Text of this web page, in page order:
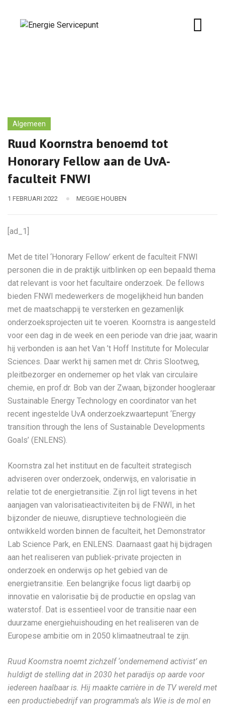
content
Algemeen
Ruud Koornstra benoemd tot
Honorary Fellow aan de UvA-
faculteit FNWI
1 FEBRUARI 2022 MEGGIE HOUBEN
[ad_1]
Met de titel ‘Honorary Fellow’ erkent de faculteit FNWI
personen die in de praktijk uitblinken op een bepaald thema
dat relevant is voor het facultaire onderzoek. De fellows
bieden FNWI medewerkers de mogelijkheid hun banden
met de maatschappij te versterken en gezamenlijk
onderzoeksprojecten uit te voeren. Koornstra is aangesteld
voor een dag in de week en een periode van drie jaar, waarin
hij verbonden is aan het Van ’t Hoff Institute for Molecular
Sciences. Daar werkt hij samen met dr. Chris Slootweg,
pleitbezorger en ondernemer op het vlak van circulaire
chemie, en prof.dr. Bob van der Zwaan, bijzonder hoogleraar
Sustainable Energy Technology en coordinator van het
recent ingestelde UvA onderzoekzwaartepunt ‘Energy
transition through the lens of Sustainable Developments
Goals’ (ENLENS).
Koornstra zal het instituut en de faculteit strategisch
adviseren over onderzoek, onderwijs, en valorisatie in
relatie tot de energietransitie. Zijn rol ligt tevens in het
aanjagen van valorisatieactiviteiten bij de FNWI, in het
bijzonder de nieuwe, disruptieve technologieën die
ontwikkeld worden binnen de faculteit, het Demonstrator
Lab Science Park, en ENLENS. Daarnaast gaat hij bijdragen
aan het realiseren van publiek-private projecten in
onderzoek en onderwijs op het gebied van de
energietransitie. Een belangrijke focus ligt daarbij op
innovatie en valorisatie bij de productie en opslag van
waterstof. Dat is essentieel voor de transitie naar een
duurzame energiehuishouding en het realiseren van de
Europese ambitie om in 2050 klimaatneutraal te zijn.
Ruud Koornstra noemt zichzelf ‘ondernemend activist’ en
huldigt de stelling dat in 2030 het paradijs op aarde voor
iedereen haalbaar is. Hij maakte carrière in de TV wereld met
een productiebedrijf van programma’s als Wie is de mol en